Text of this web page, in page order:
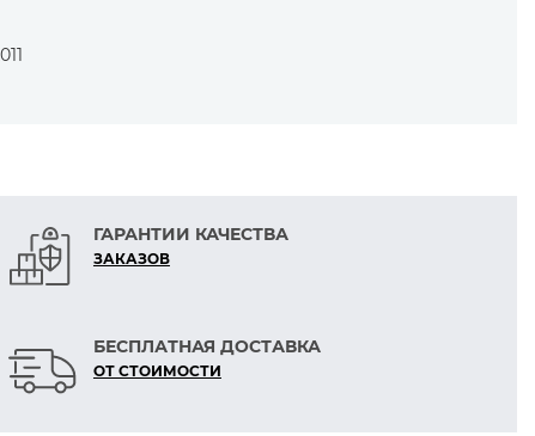
высокие скорости.
ГАРАНТИИ КАЧЕСТВА
ЗАКАЗОВ
БЕСПЛАТНАЯ ДОСТАВКА
ОТ СТОИМОСТИ